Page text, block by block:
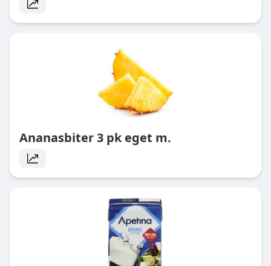
Ananasbiter 3 pk eget m.